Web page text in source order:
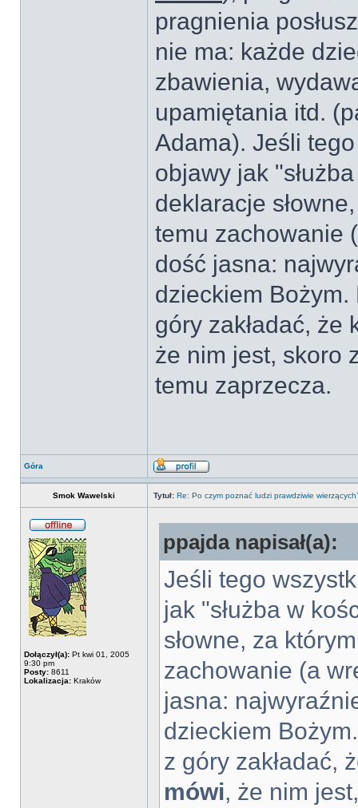
pragnienia
nie ma: każde
zbawienia,
upamiętania itd.
Adama). Jeśli
objawy jak
deklaracje
temu zachowanie
dość jasna:
dzieckiem
góry zakładać,
że nim jest, skoro
temu zaprzecza.
Góra
Smok Wawelski Tytuł: Re: Po czym poznać ludzi prawdziwie
Dołączył(a): Pt kwi 01, 2005
9:30 pm
Posty: 8611
Lokalizacja: Kraków
ppajda napisał(a):
Jeśli tego
jak "służba w
słowne, za
zachowanie (a
jasna:
dzieckiem
z góry zakładać,
mówi, że nim